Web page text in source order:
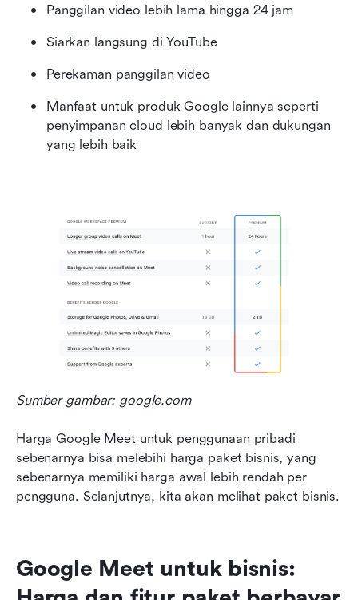
Panggilan video lebih lama hingga 24 jam
Siarkan langsung di YouTube
Perekaman panggilan video
Manfaat untuk produk Google lainnya seperti
penyimpanan cloud lebih banyak dan dukungan
yang lebih baik
Sumber gambar: google.com
Harga Google Meet untuk penggunaan pribadi
sebenarnya bisa melebihi harga paket bisnis, yang
sebenarnya memiliki harga awal lebih rendah per
pengguna. Selanjutnya, kita akan melihat paket bisnis.
Google Meet untuk bisnis: